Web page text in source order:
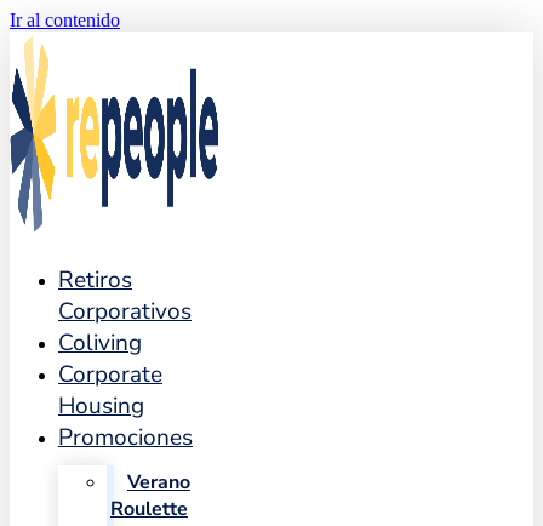
Ir al contenido
Retiros
Corporativos
Coliving
Corporate
Housing
Promociones
Verano
Roulette